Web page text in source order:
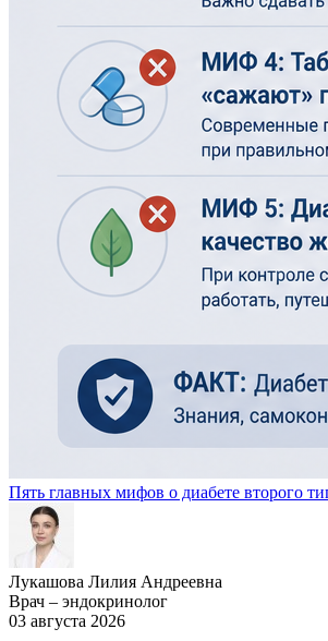
Пять главных мифов о диабете второго
Лукашова Лилия Андреевна
Врач – эндокринолог
03 августа 2026